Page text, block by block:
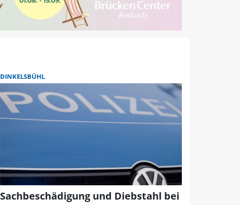
DINKELSBÜHL
Sachbeschädigung und Diebstahl bei